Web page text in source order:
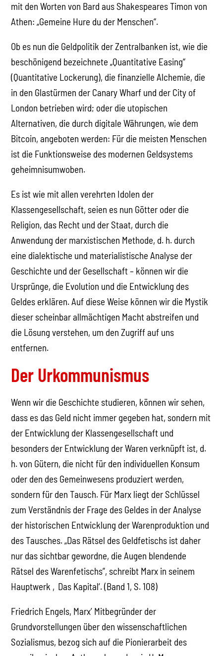
mit den Worten von Bard aus Shakespeares Timon von
Athen: „Gemeine Hure du der Menschen“.
Ob es nun die Geldpolitik der Zentralbanken ist, wie die
beschönigend bezeichnete „Quantitative Easing“
(Quantitative Lockerung), die finanzielle Alchemie, die
in den Glastürmen der Canary Wharf und der City of
London betrieben wird; oder die utopischen
Alternativen, die durch digitale Währungen, wie dem
Bitcoin, angeboten werden: Für die meisten Menschen
ist die Funktionsweise des modernen Geldsystems
geheimnisumwoben.
Es ist wie mit allen verehrten Idolen der
Klassengesellschaft, seien es nun Götter oder die
Religion, das Recht und der Staat, durch die
Anwendung der marxistischen Methode, d. h. durch
eine dialektische und materialistische Analyse der
Geschichte und der Gesellschaft – können wir die
Ursprünge, die Evolution und die Entwicklung des
Geldes erklären. Auf diese Weise können wir die Mystik
dieser scheinbar allmächtigen Macht abstreifen und
die Lösung verstehen, um den Zugriff auf uns
entfernen.
Der Urkommunismus
Wenn wir die Geschichte studieren, können wir sehen,
dass es das Geld nicht immer gegeben hat, sondern mit
der Entwicklung der Klassengesellschaft und
besonders der Entwicklung der Waren verknüpft ist, d.
h. von Gütern, die nicht für den individuellen Konsum
oder den des Gemeinwesens produziert werden,
sondern für den Tausch. Für Marx liegt der Schlüssel
zum Verständnis der Frage des Geldes in der Analyse
der historischen Entwicklung der Warenproduktion und
des Tausches. „Das Rätsel des Geldfetischs ist daher
nur das sichtbar gewordne, die Augen blendende
Rätsel des Warenfetischs”, schreibt Marx in seinem
Hauptwerk ‚Das Kapital‘. (Band 1, S. 108)
Friedrich Engels, Marx’ Mitbegründer der
Grundvorstellungen über den wissenschaftlichen
Sozialismus, bezog sich auf die Pionierarbeit des